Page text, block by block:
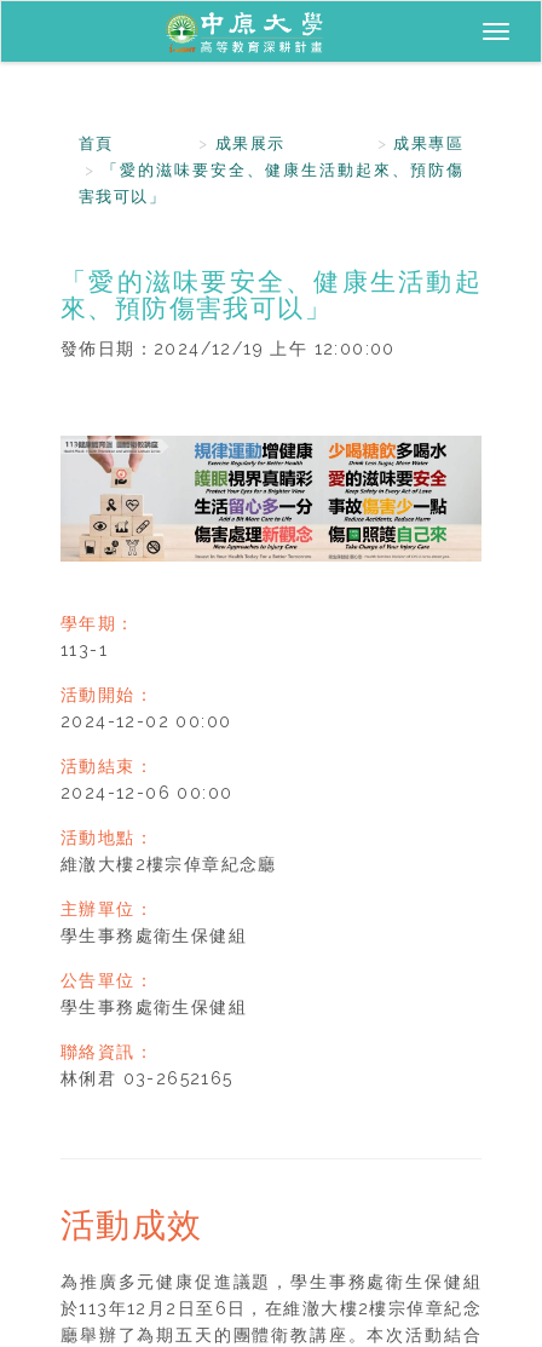
首頁 成果展示
成果專區
「愛的滋味要安全、健康生活動起來、預防傷
害我可以」
「愛的滋味要安全、健康生活動起
來、預防傷害我可以」
發佈日期： 2024/12/19 上午 12:00:00
學年期：
113-1
活動開始：
2024-12-02 00:00
活動結束：
2024-12-06 00:00
活動地點：
維澈大樓2樓宗倬章紀念廳
主辦單位：
學生事務處衛生保健組
公告單位：
學生事務處衛生保健組
聯絡資訊：
林俐君 03-2652165
活動成效
為推廣多元健康促進議題，學生事務處衛生保健組
於113年12月2日至6日，在維澈大樓2樓宗倬章紀念
廳舉辦了為期五天的團體衛教講座。本次活動結合